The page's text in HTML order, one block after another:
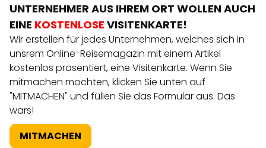
UNTERNEHMER AUS IHREM ORT WOLLEN AUCH
EINE KOSTENLOSE VISITENKARTE!
Wir erstellen für jedes Unternehmen, welches sich in
unsrem Online-Reisemagazin mit einem Artikel
kostenlos präsentiert, eine Visitenkarte. Wenn Sie
mitmachen möchten, klicken Sie unten auf
"MITMACHEN" und füllen Sie das Formular aus. Das
wars!
MITMACHEN